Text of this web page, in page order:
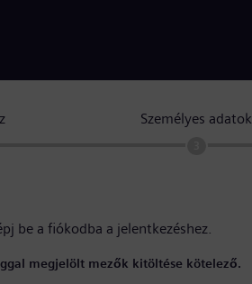
Személyes adatok
be a fiókodba a jelentkezéshez.
megjelölt mezők kitöltése kötelező.